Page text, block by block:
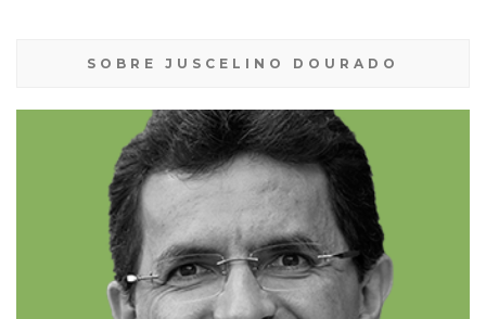
SOBRE JUSCELINO DOURADO